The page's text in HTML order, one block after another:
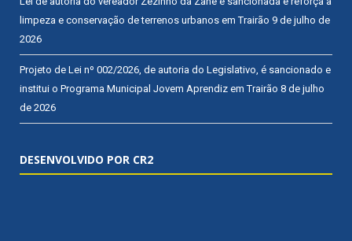
limpeza e conservação de terrenos urbanos em Trairão 9 de julho de
2026
Projeto de Lei nº 002/2026, de autoria do Legislativo, é sancionado e
institui o Programa Municipal Jovem Aprendiz em Trairão 8 de julho
de 2026
DESENVOLVIDO POR CR2